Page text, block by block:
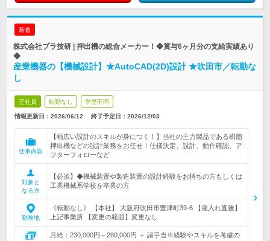
新着
株式会社プラ技研 | 押出機の総合メーカー！◆賞与6ヶ月分の支給実績あり
◆
産業機器の【機械設計】★AutoCAD(2D)設計 ★吹田市／転勤な
し
正社員 転勤なし 学歴不問
情報更新日：2026/06/12 終了予定日： 2026/12/03
仕事内容
【幅広い設計のスキルが身につく！】当社の主力製品である樹脂
押出機などの設計業務をお任せ！仕様決定、設計、動作確認、ア
フターフォローなど
対象と
なる方
【必須】◆機械装置や製造装置の設計経験をお持ちの方もしくは
工業機械系学校を卒業の方
勤務地
《転勤なし》 【本社】 大阪府吹田市豊津町39-6 【雇入れ直後】
上記事業所 【変更の範囲】変更なし
月給：230,000円～280,000円 ＋ 諸手当※経験やスキルを考慮の